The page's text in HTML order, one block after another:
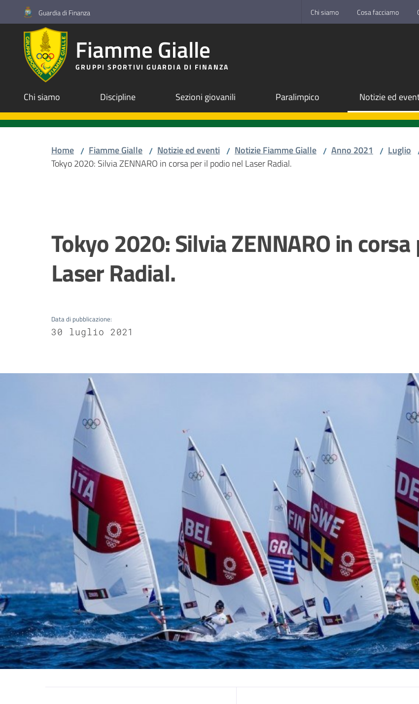
Vai al contenuto
Vai alla navigazione
Vai al footerGuardia di Finanza Chi siamo Cosa facciamo
Fiamme Gialle
GRUPPI SPORTIVI GUARDIA DI FINANZA
Chi siamo Discipline Sezioni giovanili Paralimpico Notizie ed
Home / Fiamme Gialle / Notizie ed eventi / Notizie Fiamme Gialle / Anno 2021 / Luglio
Tokyo 2020: Silvia ZENNARO in corsa per il podio nel Laser Radial.
Tokyo 2020: Silvia ZENNARO in
Laser Radial.
Data di pubblicazione:
30 luglio 2021